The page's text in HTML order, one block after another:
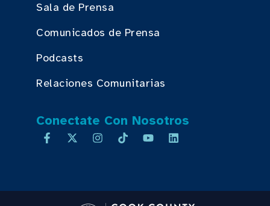
Sala de Prensa
Comunicados de Prensa
Podcasts
Relaciones Comunitarias
Conectate Con Nosotros